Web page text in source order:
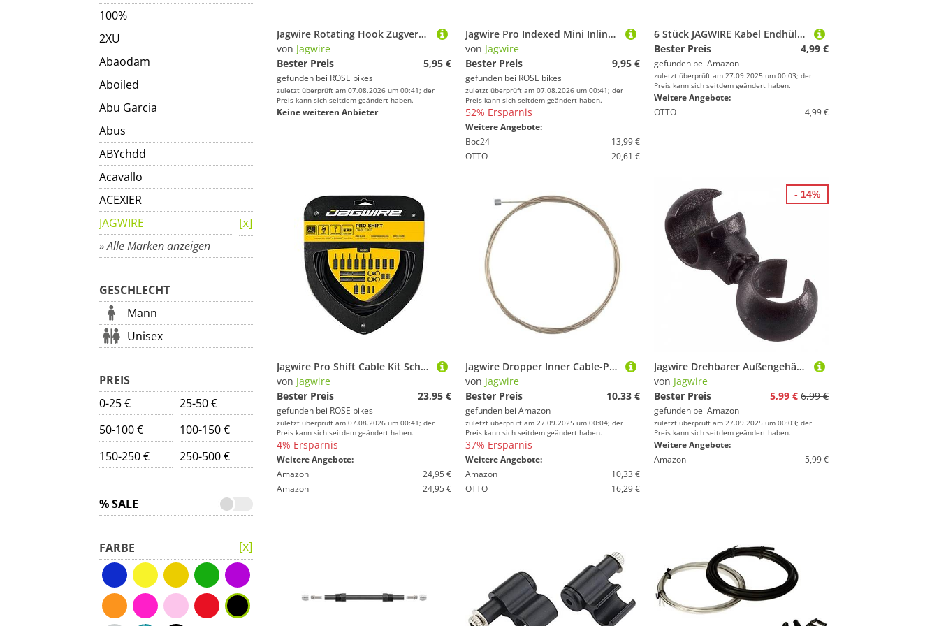
100%
2XU
Abaodam
Aboiled
Abu Garcia
Abus
ABYchdd
Acavallo
ACEXIER
JAGWIRE
» Alle Marken anzeigen
GESCHLECHT
Mann
Unisex
PREIS
0-25 €
25-50 €
50-100 €
100-150 €
150-250 €
250-500 €
% SALE
FARBE
Jagwire Rotating Hook Zugverbinder
von Jagwire
Bester Preis
5,95 €
gefunden bei ROSE bikes
zuletzt überprüft am 07.08.2026 um 00:41; der
Preis kann sich seitdem geändert haben.
Keine weiteren Anbieter
Jagwire Pro Indexed Mini Inline Zugeinsteller
von Jagwire
Bester Preis
9,95 €
gefunden bei ROSE bikes
zuletzt überprüft am 07.08.2026 um 00:41; der
Preis kann sich seitdem geändert haben.
52% Ersparnis
Weitere Angebote:
Boc24
13,99 €
OTTO
20,61 €
6 Stück JAGWIRE Kabel Endhülsen Bowdenzug Kappen Cable Crimps Tips 1-1,8mm Alu Schwarz
Bester Preis
4,99 €
gefunden bei Amazon
zuletzt überprüft am 27.09.2025 um 00:03; der
Preis kann sich seitdem geändert haben.
Weitere Angebote:
OTTO
4,99 €
Jagwire Pro Shift Cable Kit Schaltzug-Komplettset
von Jagwire
Bester Preis
23,95 €
gefunden bei ROSE bikes
zuletzt überprüft am 07.08.2026 um 00:41; der
Preis kann sich seitdem geändert haben.
4% Ersparnis
Weitere Angebote:
Amazon
24,95 €
Amazon
24,95 €
Jagwire Dropper Inner Cable-Pro Polished Stainless-0.8x2000mm Kabel für Teleskopsattel, Schwarz, one Size
von Jagwire
Bester Preis
10,33 €
gefunden bei Amazon
zuletzt überprüft am 27.09.2025 um 00:04; der
Preis kann sich seitdem geändert haben.
37% Ersparnis
Weitere Angebote:
Amazon
10,33 €
OTTO
16,29 €
Jagwire Drehbarer Außengehäusehaken, schwarz
von Jagwire
Bester Preis
5,99 € 6,99 €
gefunden bei Amazon
zuletzt überprüft am 27.09.2025 um 00:03; der
Preis kann sich seitdem geändert haben.
Weitere Angebote:
Amazon
5,99 €
- 14%